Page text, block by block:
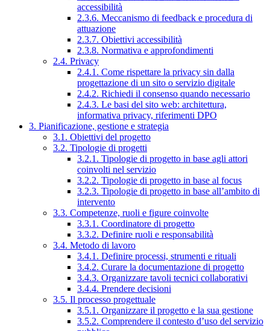
accessibilità
2.3.6. Meccanismo di feedback e procedura di
attuazione
2.3.7. Obiettivi accessibilità
2.3.8. Normativa e approfondimenti
2.4. Privacy
2.4.1. Come rispettare la privacy sin dalla
progettazione di un sito o servizio digitale
2.4.2. Richiedi il consenso quando necessario
2.4.3. Le basi del sito web: architettura,
informativa privacy, riferimenti DPO
3. Pianificazione, gestione e strategia
3.1. Obiettivi del progetto
3.2. Tipologie di progetti
3.2.1. Tipologie di progetto in base agli attori
coinvolti nel servizio
3.2.2. Tipologie di progetto in base al focus
3.2.3. Tipologie di progetto in base all’ambito di
intervento
3.3. Competenze, ruoli e figure coinvolte
3.3.1. Coordinatore di progetto
3.3.2. Definire ruoli e responsabilità
3.4. Metodo di lavoro
3.4.1. Definire processi, strumenti e rituali
3.4.2. Curare la documentazione di progetto
3.4.3. Organizzare tavoli tecnici collaborativi
3.4.4. Prendere decisioni
3.5. Il processo progettuale
3.5.1. Organizzare il progetto e la sua gestione
3.5.2. Comprendere il contesto d’uso del servizio